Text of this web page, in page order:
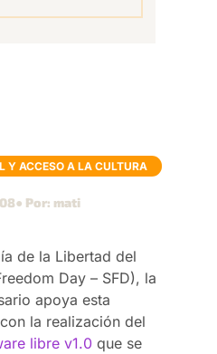
Y ACCESO A LA CULTURA
● Por: mati
de la Libertad del
Day – SFD), la
apoya esta
la realización del
libre v1.0 que se